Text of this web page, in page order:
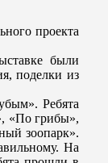
проекта
были
поделки из
Ребята
«По грибы»,
зоопарк».
На